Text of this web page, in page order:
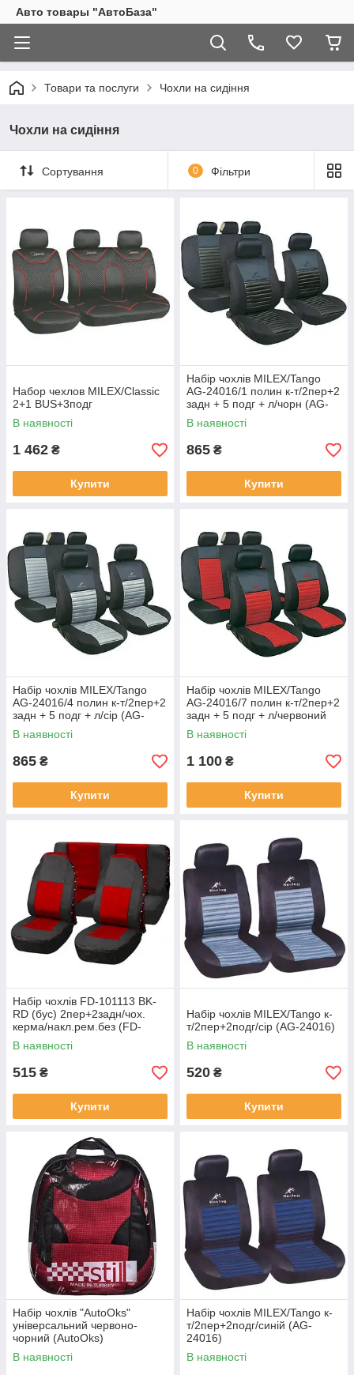
Авто товары "АвтоБаза"
Товари та послуги Чохли на сидіння
Чохли на сидіння
Сортування 0 Фільтри
Набор чехлов MILEX/Classic
2+1 BUS+3подг
В наявності
1 462 ₴
Купити
Набір чохлів MILEX/Tango
AG-24016/1 полин к-т/2пер+2
задн + 5 подг + л/чорн (AG-
24016/1)
В наявності
865 ₴
Купити
Набір чохлів MILEX/Tango
AG-24016/4 полин к-т/2пер+2
задн + 5 подг + л/сір (AG-
24016/4)
В наявності
865 ₴
Купити
Набір чохлів MILEX/Tango
AG-24016/7 полин к-т/2пер+2
задн + 5 подг + л/червоний
(AG-24016/7)
В наявності
1 100 ₴
Купити
Набір чохлів FD-101113 BK-
RD (бус) 2пер+2задн/чох.
керма/накл.рем.без (FD-
101113 BK-RD)
В наявності
515 ₴
Купити
Набір чохлів MILEX/Tango к-
т/2пер+2подг/сір (AG-24016)
В наявності
520 ₴
Купити
Набір чохлів "AutoOks"
універсальний червоно-
чорний (AutoOks)
В наявності
Набір чохлів MILEX/Tango к-
т/2пер+2подг/синій (AG-
24016)
В наявності